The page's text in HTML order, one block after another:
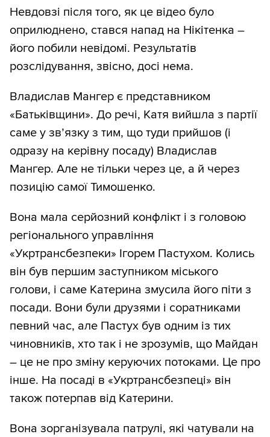
Невдовзі після того, як це відео було
оприлюднено, стався напад на Нікітенка –
його побили невідомі. Результатів
розслідування, звісно, досі нема.
Владислав Мангер є представником
«Батьківщини». До речі, Катя вийшла з партії
саме у зв’язку з тим, що туди прийшов (і
одразу на керівну посаду) Владислав
Мангер. Але не тільки через це, а й через
позицію самої Тимошенко.
Вона мала серйозний конфлікт і з головою
регіонального управління
«Укртрансбезпеки» Ігорем Пастухом. Колись
він був першим заступником міського
голови, і саме Катерина змусила його піти з
посади. Вони були друзями і соратниками
певний час, але Пастух був одним із тих
чиновників, хто так і не зрозумів, що Майдан
– це не про зміну керуючих потоками. Це про
інше. На посаді в «Укртрансбезпеці» він
також потерпав від Катерини.
Вона зорганізувала патрулі, які чатували на